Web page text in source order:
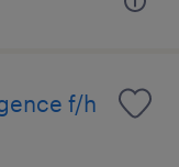
f/h